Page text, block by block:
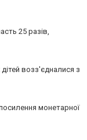
25 разів,
возз'єдналися з
монетарної